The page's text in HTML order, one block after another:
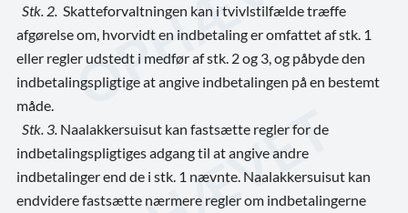
Stk. 2. Skatteforvaltningen kan i tvivlstilfælde træffe
afgørelse om, hvorvidt en indbetaling er omfattet af stk. 1
eller regler udstedt i medfør af stk. 2 og 3, og påbyde den
indbetalingspligtige at angive indbetalingen på en bestemt
måde.
Stk. 3. Naalakkersuisut kan fastsætte regler for de
indbetalingspligtiges adgang til at angive andre
indbetalinger end de i stk. 1 nævnte. Naalakkersuisut kan
endvidere fastsætte nærmere regler om indbetalingerne